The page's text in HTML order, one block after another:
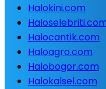
Halokini.com
Halocantik.com
Haloagro.com
Halobogor.com
Halokalsel.com